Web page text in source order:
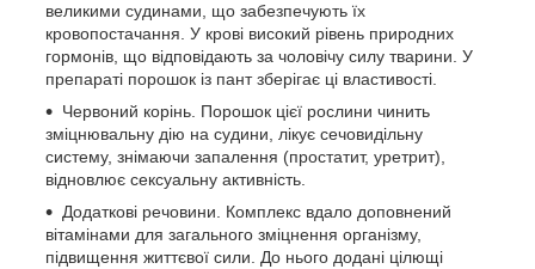
великими судинами, що забезпечують їх
кровопостачання. У крові високий рівень природних
гормонів, що відповідають за чоловічу силу тварини. У
препараті порошок із пант зберігає ці властивості.
Червоний корінь. Порошок цієї рослини чинить
зміцнювальну дію на судини, лікує сечовидільну
систему, знімаючи запалення (простатит, уретрит),
відновлює сексуальну активність.
Додаткові речовини. Комплекс вдало доповнений
вітамінами для загального зміцнення організму,
підвищення життєвої сили. До нього додані цілющі